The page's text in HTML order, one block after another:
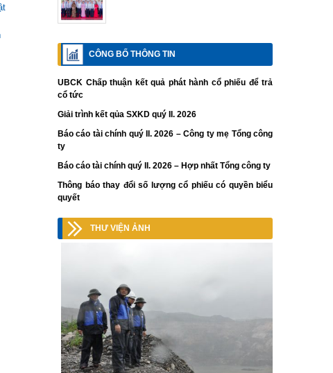
CÔNG BỐ THÔNG TIN
UBCK Chấp thuận kết quả phát hành cổ phiếu để trả
cổ tức
Giải trình kết qủa SXKD quý II. 2026
Báo cáo tài chính quý II. 2026 – Công ty mẹ Tổng công
ty
Báo cáo tài chính quý II. 2026 – Hợp nhất Tổng công ty
Thông báo thay đổi số lượng cổ phiếu có quyền biểu
quyết
THƯ VIỆN ẢNH